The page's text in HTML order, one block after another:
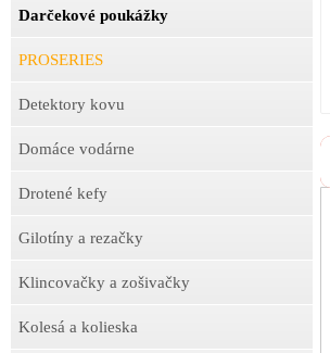
Darčekové poukážky
PROSERIES
Detektory kovu
Domáce vodárne
Drotené kefy
Gilotíny a rezačky
Klincovačky a zošivačky
Kolesá a kolieska